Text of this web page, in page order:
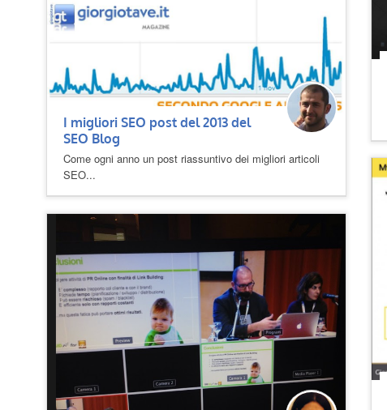
I migliori SEO post del 2013 del
SEO Blog
Come ogni anno un post riassuntivo dei migliori articoli
SEO...